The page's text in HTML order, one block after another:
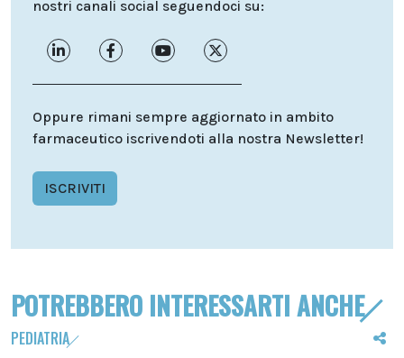
nostri canali social seguendoci su:
Oppure rimani sempre aggiornato in ambito
farmaceutico iscrivendoti alla nostra Newsletter!
ISCRIVITI
POTREBBERO INTERESSARTI ANCHE
PEDIATRIA